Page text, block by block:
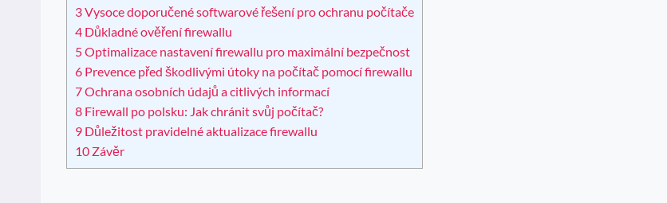
3Vysoce doporučené softwarové řešení pro ochranu počítače
4 Důkladné ověření firewallu
5Optimalizace nastavení firewallu pro maximální bezpečnost
6 Prevence před škodlivými útoky na počítač pomocí firewallu
7Ochrana osobních údajů a citlivých informací
8 Firewall po polsku: Jak chránit svůj počítač?
9 Důležitost pravidelné aktualizace firewallu
10 Závěr